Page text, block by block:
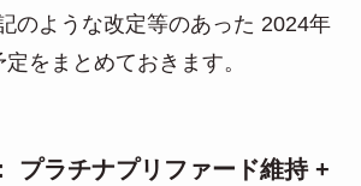
のような改定等のあった 2024年
をまとめておきます。
プラチナプリファード維持 +